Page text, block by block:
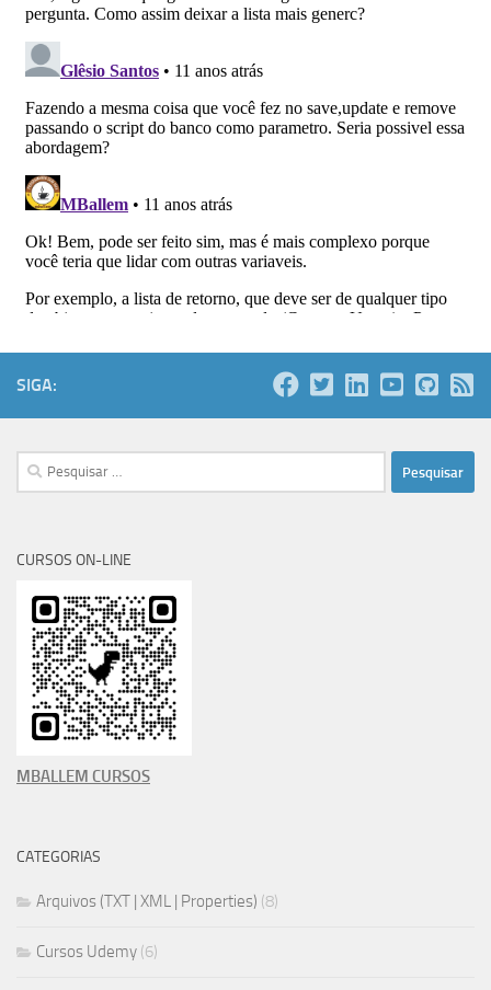
SIGA:
Pesquisar
por:
CURSOS ON-LINE
MBALLEM CURSOS
CATEGORIAS
Arquivos (TXT | XML | Properties) (8)
Cursos Udemy (6)